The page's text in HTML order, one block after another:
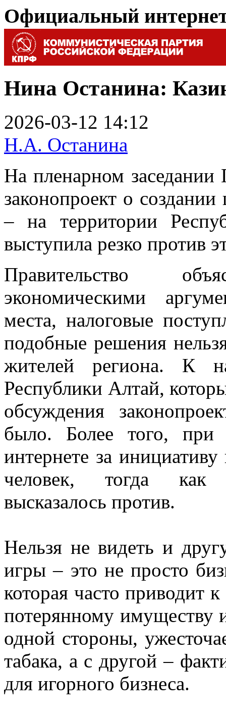
Официальный
Нина Останина:
2026-03-12 14:12
Н.А. Останина
На пленарном
законопроект о
– на территории
выступила резко против
Правительство
экономическими
места, налоговые
подобные решения
жителей региона. К
Республики Алтай,
обсуждения
было. Более того, при
интернете за инициативу
человек, тогда как
высказалось против.
Нельзя не видеть и
игры – это не просто
которая часто приводит
потерянному имуществу
одной стороны,
табака, а с другой –
для игорного бизнеса.